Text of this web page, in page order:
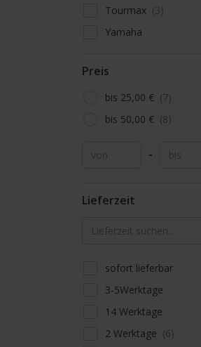
Tourmax
Yamaha
Preis
bis 25,00 €
bis 50,00 €
-
Lieferzeit
sofort lieferbar
3-5Werktage
14 Werktage
2 Werktage